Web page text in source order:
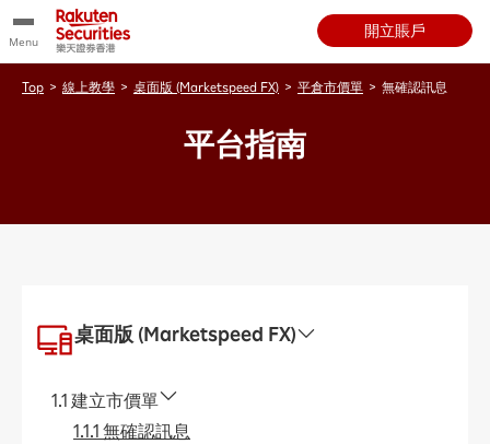
Menu
開立賬戶
Top > 線上教學 > 桌面版 (Marketspeed FX) > 平倉市價單 > 無確認訊息
平台指南
桌面版 (Marketspeed FX)
1.1 建立市價單
1.1.1 無確認訊息